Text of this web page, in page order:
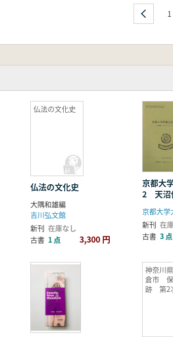
1
仏法の文化史
仏法の文化史
大隅和雄編
吉川弘文館
新刊 在庫なし
古書 1 点 3,300 円
京都大
2 天沼
ン 日
京都大学
新刊 在
古書 3 点
神奈川
倉市
跡 第2